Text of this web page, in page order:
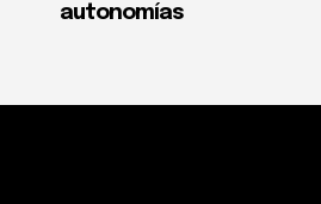
autonomías